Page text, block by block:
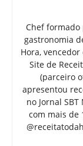
Chef formado
gastronomia
Hora,
Site de
(parceiro
apresentou
no Jornal
com mais de